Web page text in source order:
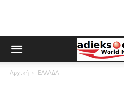
Αρχική ΕΛΛΑΔΑ